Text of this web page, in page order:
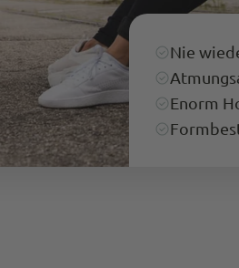
Nie
Enorm
Teilen
Facebook
M P
Trusted Shops
Schnelle Lieferung.
sehr guten Eindruck,
Kundenservice ist top.